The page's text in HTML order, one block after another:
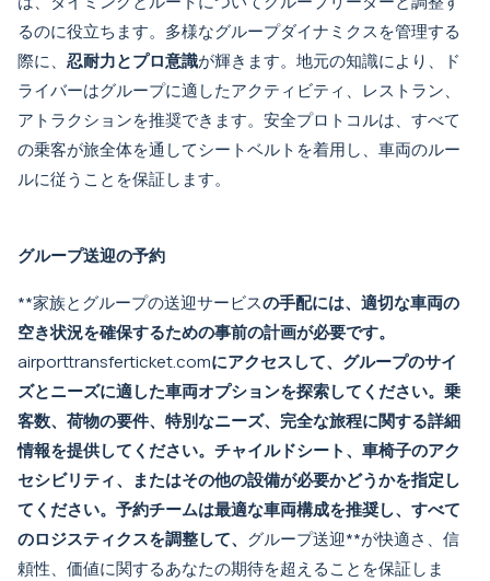
るのに役立ちます。多様なグループダイナミクスを管理する
際に、 忍耐力とプロ意識が輝きます。地元の知識により、ド
ライバーはグループに適したアクティビティ、レストラン、
アトラクションを推奨できます。安全プロトコルは、すべて
の乗客が旅全体を通してシートベルトを着用し、車両のルー
ルに従うことを保証します。
グループ送迎の予約
**家族とグループの送迎サービスの手配には、適切な車両の
空き状況を確保するための事前の計画が必要です。
airporttransferticket.comにアクセスして、グループのサイ
ズとニーズに適した車両オプションを探索してください。乗
客数、荷物の要件、特別なニーズ、完全な旅程に関する詳細
情報を提供してください。チャイルドシート、車椅子のアク
セシビリティ、またはその他の設備が必要かどうかを指定し
てください。予約チームは最適な車両構成を推奨し、すべて
のロジスティクスを調整して、 グループ送迎**が快適さ、信
頼性、価値に関するあなたの期待を超えることを保証しま